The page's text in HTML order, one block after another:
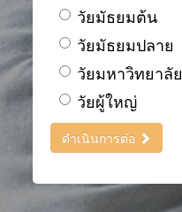
วัยมัธยมต้น
วัยมัธยมปลาย
วัยมหาวิทยาลัย
วัยผู้ใหญ่
ดำเนินการต่อ